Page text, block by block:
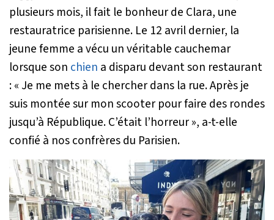
plusieurs mois, il fait le bonheur de Clara, une
restauratrice parisienne. Le 12 avril dernier, la
jeune femme a vécu un véritable cauchemar
lorsque son chien a disparu devant son restaurant
:« Je me mets à le chercher dans la rue. Après je
suis montée sur mon scooter pour faire des rondes
jusqu’à République. C’était l’horreur », a-t-elle
confié à nos confrères du Parisien.